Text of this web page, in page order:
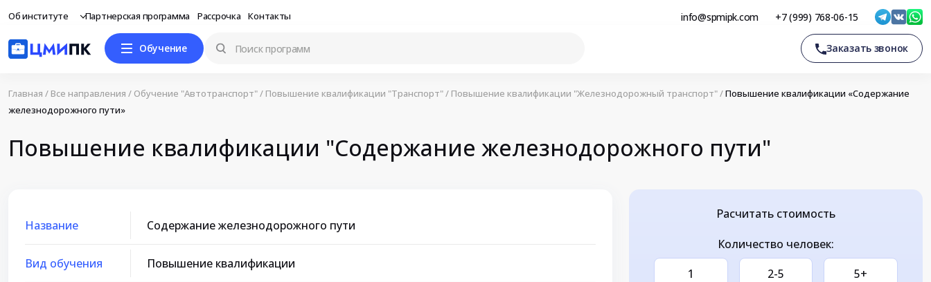
Об институте Партнерская программа Рассрочка Контакты info@spmipk.com +7 (999) 768-06-15
Обучение Заказать звонок
Главная / Все направления / Обучение "Автотранспорт"/ Повышение квалификации "Транспорт"/ Повышение квалификации "Железнодорожный транспорт"/Повышение квалификации «Содержание
железнодорожного пути»
Повышение квалификации "Содержание железнодорожного пути"
Название Содержание железнодорожного пути
Вид обучения Повышение квалификации
Расчитать стоимость
Количество человек:
1
2-5 5+